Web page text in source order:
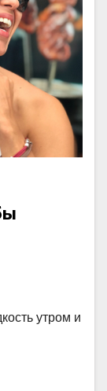
утром и